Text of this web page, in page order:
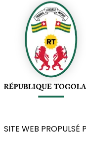
SITE WEB PROPULSÉ